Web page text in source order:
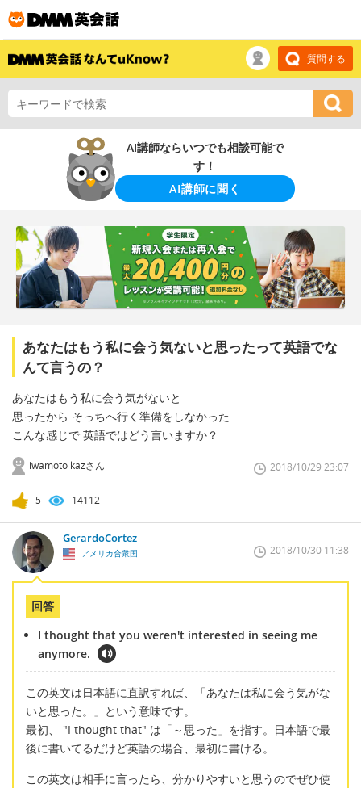
質問する
AI講師ならいつでも相談可能で
す！
AI講師に聞く
あなたはもう私に会う気ないと思ったって英語でな
んて言うの？
あなたはもう私に会う気がないと
思ったから そっちへ行く準備をしなかった
こんな感じで 英語ではどう言いますか？
iwamoto kazさん 2018/10/29 23:07
5 14112
GerardoCortez
アメリカ合衆国 2018/10/30 11:38
回答
I thought that you weren't interested in seeing me
anymore.
この英文は日本語に直訳すれば、「あなたは私に会う気がな
いと思った。」という意味です。
最初、 "I thought that" は「～思った」を指す。日本語で最
後に書いてるだけど英語の場合、最初に書ける。
この英文は相手に言ったら、分かりやすいと思うのでぜひ使